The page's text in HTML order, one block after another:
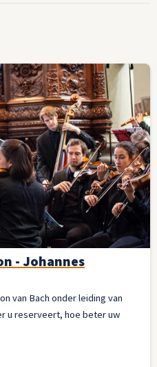
- Johannes
van Bach onder leiding van
u reserveert, hoe beter uw